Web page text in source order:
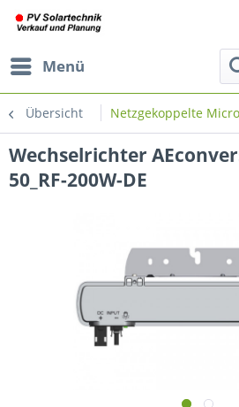
Menü
Übersicht Netzgekoppelte
Wechselrichter
50_RF-200W-DE